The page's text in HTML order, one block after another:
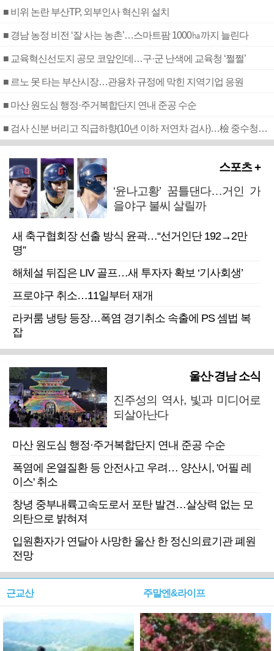
■ 비위 논란 부산TP, 외부인사 혁신위 설치
■ 경남 농정 비전 ‘잘 사는 농촌’…스마트팜 1000㏊까지 늘린다
■ 교육혁신선도지 공모 코앞인데…구·군 난색에 교육청 ‘쩔쩔’
■ 르노 못 타는 부산시장…관용차 규정에 막힌 지역기업 응원
■ 마산 원도심 행정·주거복합단지 연내 준공 수순
■ 검사 신분 버리고 직급하향(10년 이하 저연차 검사)…檢 중수청행 기피
스포츠 +
‘윤나고황’ 꿈틀댄다…거인 가
을야구 불씨 살릴까
새 축구협회장 선출 방식 윤곽…“선거인단 192→2만
명”
해체설 뒤집은 LIV 골프…새 투자자 확보 ‘기사회생’
프로야구 취소…11일부터 재개
라커룸 냉탕 등장…폭염 경기취소 속출에 PS 셈법 복
잡
울산·경남 소식
진주성의 역사, 빛과 미디어로
되살아난다
마산 원도심 행정·주거복합단지 연내 준공 수순
폭염에 온열질환 등 안전사고 우려… 양산시, '어필 레
이스' 취소
창녕 중부내륙고속도로서 포탄 발견…살상력 없는 모
의탄으로 밝혀져
입원환자가 연달아 사망한 울산 한 정신의료기관 폐원
전망
근교산 주말엔&라이프